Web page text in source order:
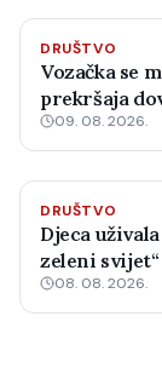
DRUŠTVO
Vozačka se
prekršaja
09. 08. 2026.
DRUŠTVO
Djeca
zeleni svijet“
08. 08. 2026.